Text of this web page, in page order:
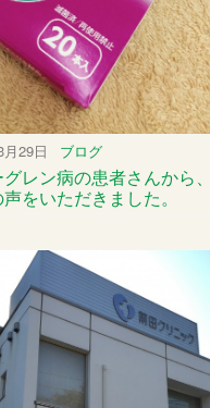
29日 ブログ
レン病の患者さんから、
をいただきました。